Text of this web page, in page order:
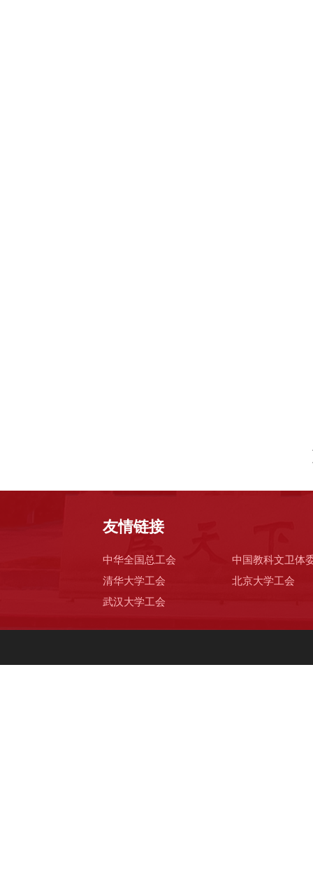
友情链接
中华全国总工会
中国教科文卫体
清华大学工会
北京大学工会
武汉大学工会